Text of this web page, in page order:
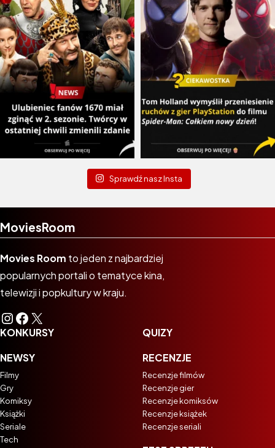
Sprawdź nasz Insta
MoviesRoom
Movies Room to jeden z najbardziej
popularnych portali o tematyce kina,
telewizji i popkultury w kraju.
Instagram
Facebook
X
KONKURSY
NEWSY
Filmy
Gry
Komiksy
Książki
Seriale
Tech
QUIZY
RECENZJE
Recenzje filmów
Recenzje gier
Recenzje komiksów
Recenzje książek
Recenzje seriali